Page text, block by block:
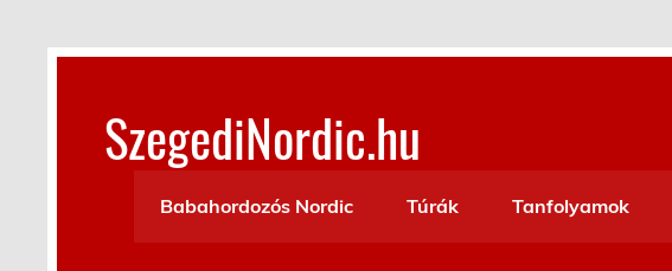
content
SzegediNordic.hu
Babahordozós Nordic
Túrák Tanfolyamok